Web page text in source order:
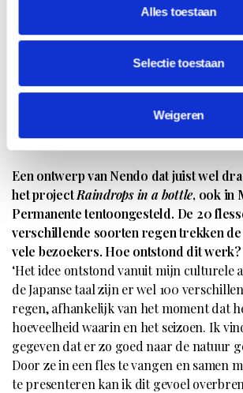
Alles toestaan
Selectie toestaan
Weigeren
worden opgelost. Doe dat op een
‘Ik ben opgeleid tot architect en daarom
ontwerpen vanuit een wiskundige,
startpunt is een gevoel, maar daarna
99% gaat om het oplossen een probleem.
opdracht is er wel een probleem.’
Een ontwerp van Nendo dat juist wel
het projectRaindrops in a bottle, ook in
Permanente tentoongesteld. De 20
verschillende soorten regen trekken de
vele bezoekers. Hoe ontstond dit werk?
‘Het idee ontstond vanuit mijn culturele
de Japanse taal zijn er wel 100
regen, afhankelijk van het moment dat
hoeveelheid waarin en het seizoen. Ik
gegeven dat er zo goed naar de natuur
Door ze in een fles te vangen en samen
te presenteren kan ik dit gevoel